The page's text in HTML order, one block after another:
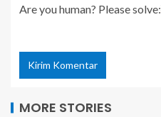
Are you human? Please solve:
MORE STORIES